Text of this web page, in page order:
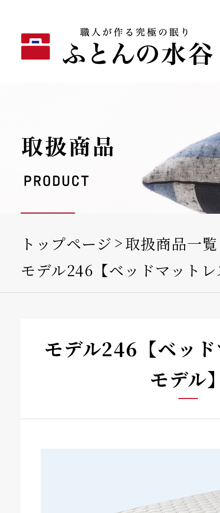
トップページ
取扱商品一覧
モデル246【ベッドマッ
モデル246【ベッ
モデル